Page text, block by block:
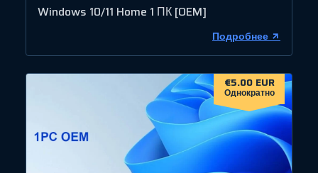
Windows 10/11 Home 1 ПК [OEM]
Подробнее
€5.00 EUR
Однократно